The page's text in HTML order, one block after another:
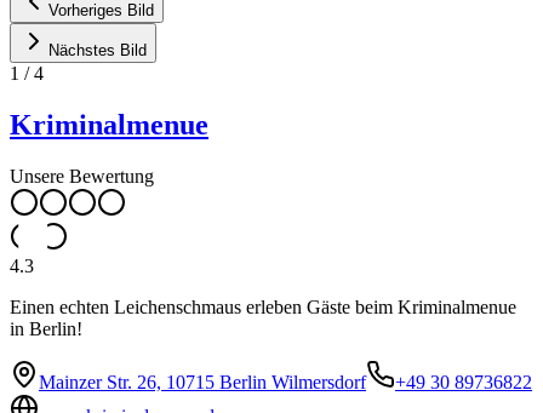
Vorheriges Bild
Nächstes Bild
1 /4
Kriminalmenue
Unsere Bewertung
4.3
Einen echten Leichenschmaus erleben Gäste beim Kriminalmenue
in Berlin!
Mainzer Str. 26, 10715 Berlin Wilmersdorf
+49 30 89736822